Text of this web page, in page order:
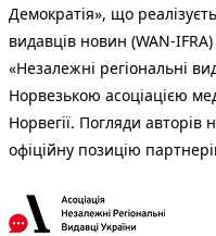
Демократія», що
видавців новин (WAN-
«Незалежні регіональні
Норвезькою асоціацією
Норвегії. Погляди авторів
офіційну позицію